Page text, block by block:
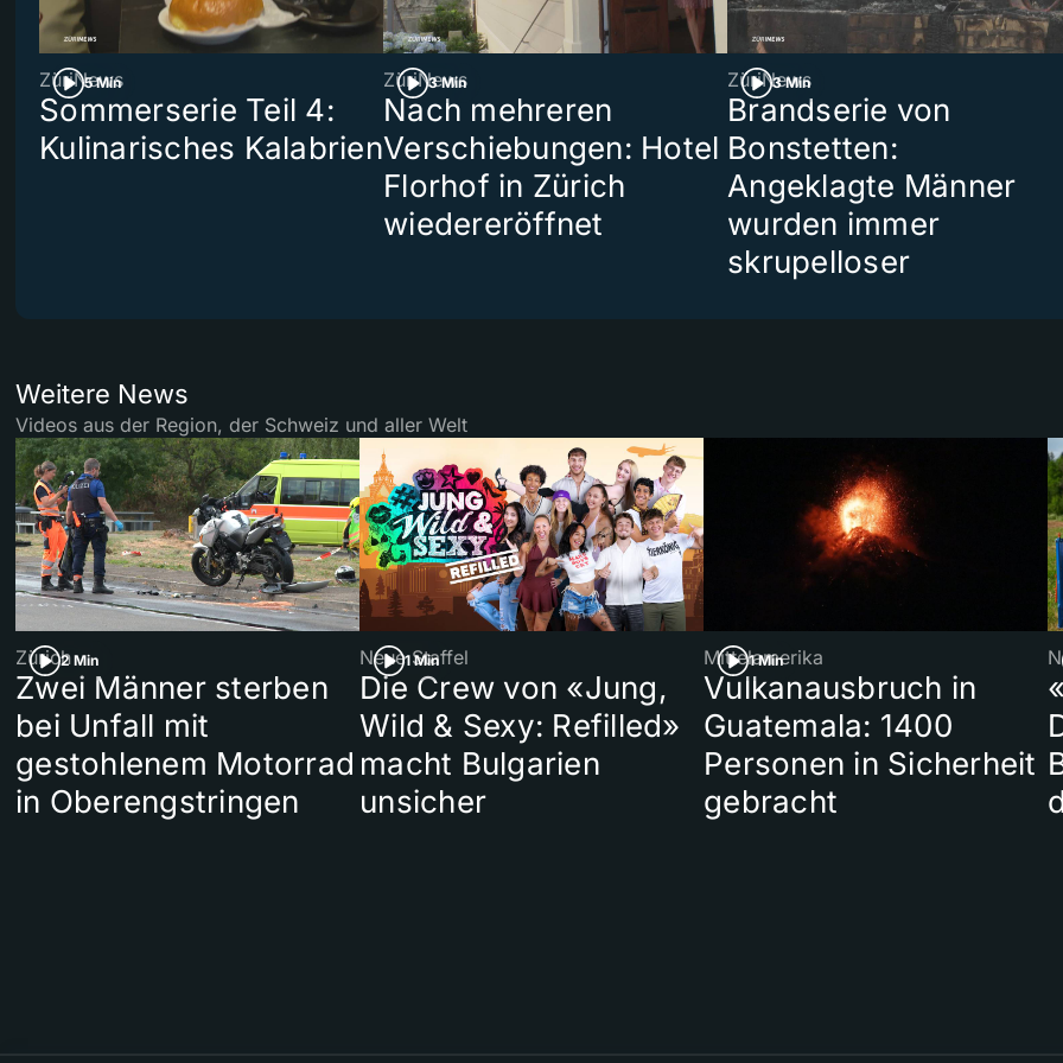
5 Min
ZüriNews
Sommerserie Teil 4:
Kulinarisches Kalabrien
3 Min
ZüriNews
Nach mehreren
Verschiebungen: Hotel
Florhof in Zürich
wiedereröffnet
3 Min
ZüriNews
Brandserie von
Bonstetten:
Angeklagte Männer
wurden immer
skrupelloser
Weitere News
Videos aus der Region, der Schweiz und aller Welt
2 Min
Zürich
Zwei Männer sterben
bei Unfall mit
gestohlenem Motorrad
in Oberengstringen
1 Min
Neue Staffel
Die Crew von «Jung,
Wild & Sexy: Refilled»
macht Bulgarien
unsicher
1 Min
Mittelamerika
Vulkanausbruch in
Guatemala: 1400
Personen in Sicherheit
gebracht